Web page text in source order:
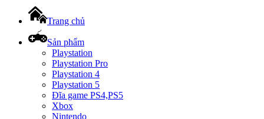
Trang chủ
Sản phẩm
Playstation
Playstation Pro
Playstation 4
Playstation 5
Đĩa game PS4,PS5
Xbox
Nintendo